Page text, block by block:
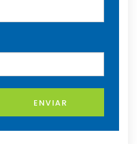
ENVIAR